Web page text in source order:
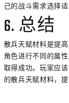
己的战斗需求选择
6. 总结
散兵天赋材料是提
角色进行不同的属
取得成功。玩家应
的散兵天赋材料，